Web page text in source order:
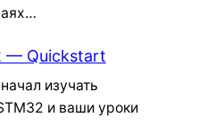
— Quickstart
изучать
и ваши уроки